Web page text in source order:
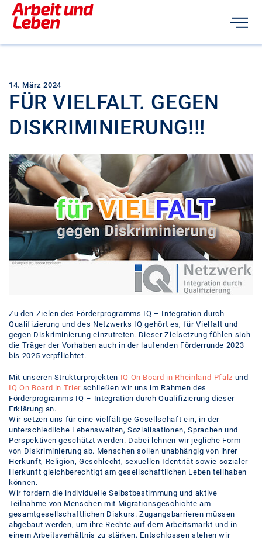
14. März 2024
FÜR VIELFALT. GEGEN
DISKRIMINIERUNG!!!
Zu den Zielen des Förderprogramms IQ – Integration durch
Qualifizierung und des Netzwerks IQ gehört es, für Vielfalt und
gegen Diskriminierung einzutreten. Dieser Zielsetzung fühlen sich
die Träger der Vorhaben auch in der laufenden Förderrunde 2023
bis 2025 verpflichtet.
Mit unseren Strukturprojekten IQ On Board in Rheinland-Pfalz und
IQ On Board in Trier schließen wir uns im Rahmen des
Förderprogramms IQ – Integration durch Qualifizierung dieser
Erklärung an.
Wir setzen uns für eine vielfältige Gesellschaft ein, in der
unterschiedliche Lebenswelten, Sozialisationen, Sprachen und
Perspektiven geschätzt werden. Dabei lehnen wir jegliche Form
von Diskriminierung ab. Menschen sollen unabhängig von ihrer
Herkunft, Religion, Geschlecht, sexuellen Identität sowie sozialer
Herkunft gleichberechtigt am gesellschaftlichen Leben teilhaben
können.
Wir fordern die individuelle Selbstbestimmung und aktive
Teilnahme von Menschen mit Migrationsgeschichte am
gesamtgesellschaftlichen Diskurs. Zugangsbarrieren müssen
abgebaut werden, um ihre Rechte auf dem Arbeitsmarkt und in
einem Arbeitsverhältnis zu stärken. Entschlossen stehen wir